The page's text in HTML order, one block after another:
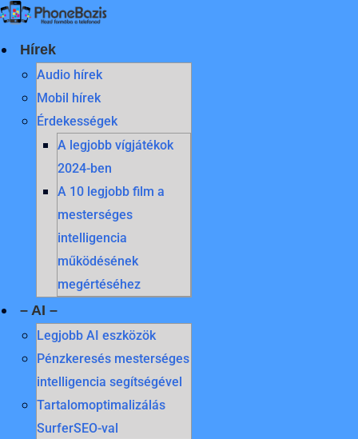
Skip
to
content
Hírek
Audio hírek
Mobil hírek
Érdekességek
A legjobb vígjátékok
2024-ben
A 10 legjobb film a
mesterséges
intelligencia
működésének
megértéséhez
– AI –
Legjobb AI eszközök
Pénzkeresés mesterséges
intelligencia segítségével
Tartalomoptimalizálás
SurferSEO-val